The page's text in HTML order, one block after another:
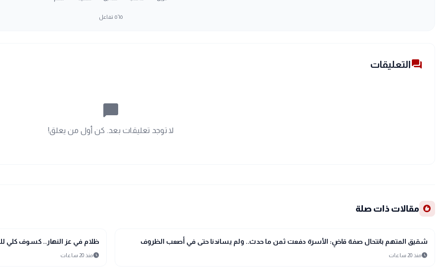
٥٦٥ تفاعل
forumالتعليقات
chat_bubble_outline
لا توجد تعليقات بعد. كن أول من يعلق!
recommend مقالات ذات صلة
public
الأخبار المحلية
شقيق المتهم بانتحال صفة قاضٍ: الأسرة دفعت ثمن ما حدث.. ولم يساندنا حتى في أصعب الظروف
scheduleمنذ 20 ساعات public
الأخبار المحلية
ظلام في عز النهار.. كسوف كلي
scheduleمنذ 20 ساعات